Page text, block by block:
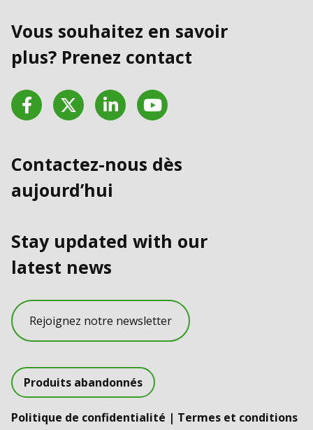
Vous souhaitez en savoir
plus? Prenez contact
FacebookTwitter LinkedInYouTube
Contactez-nous dès
aujourd’hui
Stay updated with our
latest news
Rejoignez notre newsletter
Produits abandonnés
Politique de confidentialité | Termes et conditions